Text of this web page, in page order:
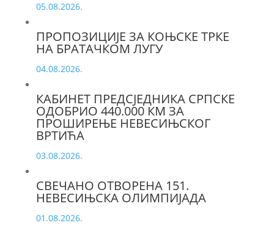
05.08.2026.
ПРОПОЗИЦИЈЕ ЗА КОЊСКЕ ТРКЕ
НА БРАТАЧКОМ ЛУГУ
04.08.2026.
КАБИНЕТ ПРЕДСЈЕДНИКА СРПСКЕ
ОДОБРИО 440.000 КМ ЗА
ПРОШИРЕЊЕ НЕВЕСИЊСКОГ
ВРТИЋА
03.08.2026.
СВЕЧАНО ОТВОРЕНА 151.
НЕВЕСИЊСКА ОЛИМПИЈАДА
01.08.2026.